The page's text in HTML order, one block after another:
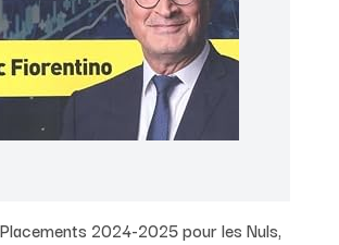
2024-2025 pour les Nuls,